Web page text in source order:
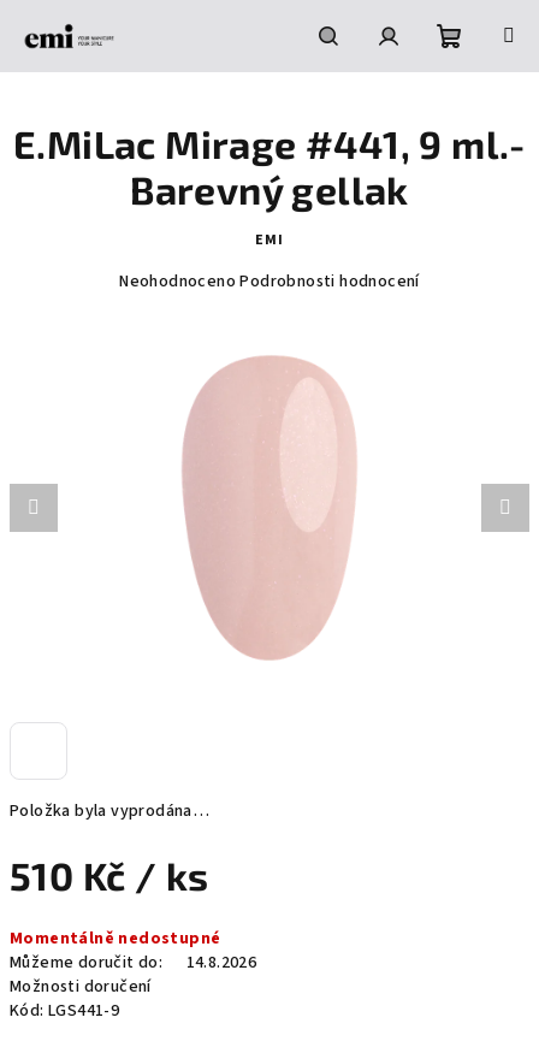
HledatPřihlášeníNákupní
košík
Položka byla vyprodána…
510 Kč / ks
cena:
Momentálně nedostupné
Můžeme doručit do:
14.8.2026
Možnosti doručení
Kód: LGS441-9
E.MiLac Mirage #441, 9 ml.-
Barevný gellak
EMI
Průměrné
hvězdiček.
Neohodnoceno Podrobnosti hodnocení